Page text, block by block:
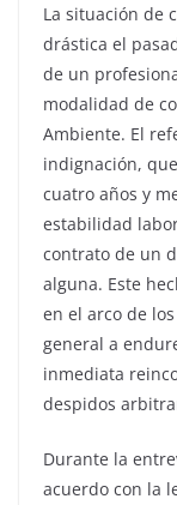
​La situación de
drástica el
de un
modalidad de
Ambiente. El
indignación,
cuatro años y
estabilidad
contrato de un
alguna. Este
en el arco de
general a
inmediata
despidos
​Durante la
acuerdo con la